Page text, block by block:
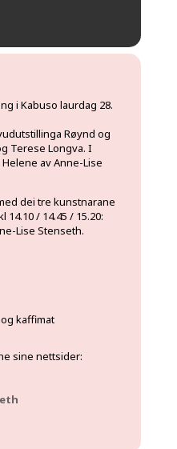
i Kabuso laurdag 28.
Røynd og
Terese Longva. I
av Anne-Lise
dei tre kunstnarane
/ 14.45 / 15.20:
Lise Stenseth.
kaffimat
sine nettsider: